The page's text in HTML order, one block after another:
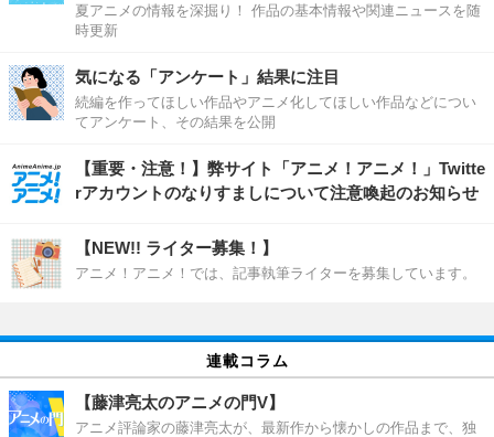
夏アニメの情報を深掘り！ 作品の基本情報や関連ニュースを随
時更新
気になる「アンケート」結果に注目
続編を作ってほしい作品やアニメ化してほしい作品などについ
てアンケート、その結果を公開
【重要・注意！】弊サイト「アニメ！アニメ！」Twitte
rアカウントのなりすましについて注意喚起のお知らせ
【NEW!! ライター募集！】
アニメ！アニメ！では、記事執筆ライターを募集しています。
連載コラム
【藤津亮太のアニメの門V】
アニメ評論家の藤津亮太が、最新作から懐かしの作品まで、独